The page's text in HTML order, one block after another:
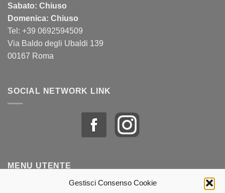
Gestisci Consenso Cookie
Sabato: Chiuso
Domenica: Chiuso
Tel: +39 0692594509
Via Baldo degli Ubaldi 139
00167 Roma
SOCIAL NETWORK LINK
MENU UTENTE